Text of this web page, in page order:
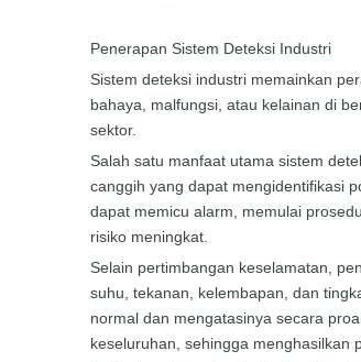
Penerapan Sistem Deteksi Industri
Sistem deteksi industri memainkan
bahaya, malfungsi, atau kelainan di
sektor.
Salah satu manfaat utama sistem
canggih yang dapat mengidentifikasi
dapat memicu alarm, memulai
risiko meningkat.
Selain pertimbangan keselamatan,
suhu, tekanan, kelembapan, dan
normal dan mengatasinya secara
keseluruhan, sehingga menghasilkan